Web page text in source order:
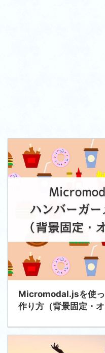
Micromodal.jsを使っ
作り方（背景固定・オ